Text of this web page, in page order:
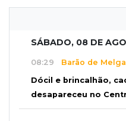
SÁBADO, 08 DE
08:29 Barão de
Dócil e brincalhão,
desapareceu no